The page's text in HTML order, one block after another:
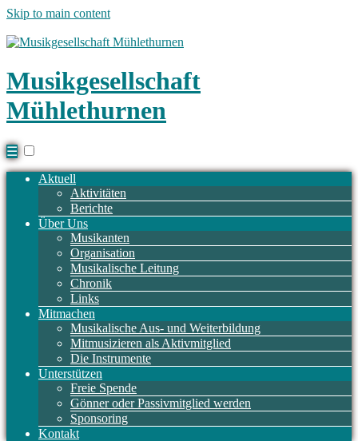
Skip to main content
Musikgesellschaft
Mühlethurnen
☰
Aktuell
Aktivitäten
Berichte
Über Uns
Musikanten
Organisation
Musikalische Leitung
Chronik
Links
Mitmachen
Musikalische Aus- und Weiterbildung
Mitmusizieren als Aktivmitglied
Die Instrumente
Unterstützen
Freie Spende
Gönner oder Passivmitglied werden
Sponsoring
Kontakt